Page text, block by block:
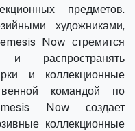
предметов.
художниками,
Now стремится
и распространять
и коллекционные
командой по
Now создает
коллекционные